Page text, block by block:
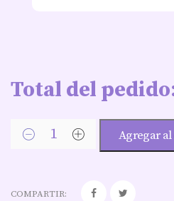
Total del
Agregar
COMPARTIR: